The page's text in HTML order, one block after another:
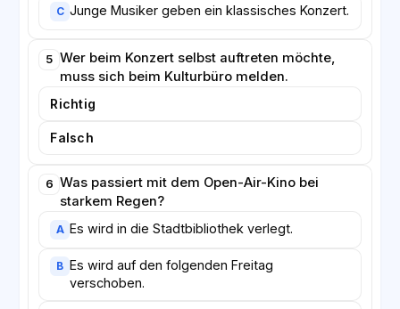
C Junge Musiker geben ein klassisches Konzert.
5 Wer beim Konzert selbst auftreten möchte,
muss sich beim Kulturbüro melden.
Richtig
Falsch
6 Was passiert mit dem Open-Air-Kino bei
starkem Regen?
A Es wird in die Stadtbibliothek verlegt.
B Es wird auf den folgenden Freitag
verschoben.